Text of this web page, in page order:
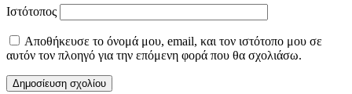
Ιστότοπος
Αποθήκευσε το όνομά μου, email, και τον ιστότοπο μου σε
αυτόν τον πλοηγό για την επόμενη φορά που θα σχολιάσω.